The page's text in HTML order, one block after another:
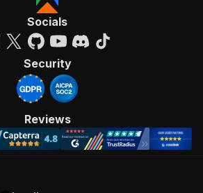
Socials
Security
Reviews